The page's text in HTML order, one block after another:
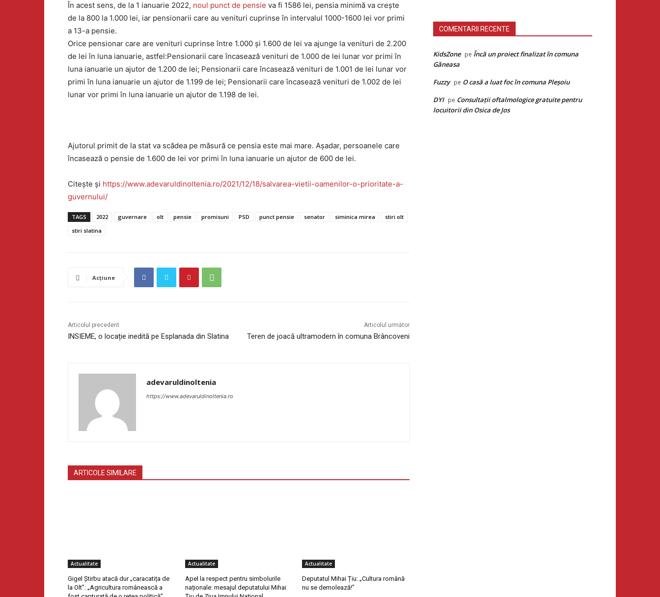
În acest sens, de la 1 ianuarie 2022, noul punct de pensie va fi 1586 lei, pensia minimă va crește
de la 800 la 1.000 lei, iar pensionarii care au venituri cuprinse în intervalul 1000-1600 lei vor primi
a 13-a pensie.
Orice pensionar care are venituri cuprinse între 1.000 și 1.600 de lei va ajunge la venituri de 2.200
de lei în luna ianuarie, astfel:Pensionarii care încasează venituri de 1.000 de lei lunar vor primi în
luna ianuarie un ajutor de 1.200 de lei; Pensionarii care încasează venituri de 1.001 de lei lunar vor
primi în luna ianuarie un ajutor de 1.199 de lei; Pensionarii care încasează venituri de 1.002 de lei
lunar vor primi în luna ianuarie un ajutor de 1.198 de lei.
Ajutorul primit de la stat va scădea pe măsură ce pensia este mai mare. Așadar, persoanele care
încasează o pensie de 1.600 de lei vor primi în luna ianuarie un ajutor de 600 de lei.
Citește și https://www.adevaruldinoltenia.ro/2021/12/18/salvarea-vietii-oamenilor-o-prioritate-a-
guvernului/
TAGS 2022 guvernare olt pensie promisuni PSD punct pensie senator siminica mirea
stiri olt
stiri slatina
Acțiune
Articolul precedent
INSIEME, o locație inedită pe Esplanada din Slatina
Articolul următor
Teren de joacă ultramodern în comuna Brâncoveni
adevaruldinoltenia
https://www.adevaruldinoltenia.ro
ARTICOLE SIMILARE
Actualitate
Gigel Știrbu atacă dur „caracatița de
la Olt”: „Agricultura românească a
Actualitate
Apel la respect pentru simbolurile
naționale: mesajul deputatului Mihai
Actualitate
Deputatul Mihai Țiu: „Cultura română
nu se demolează!”
COMENTARII RECENTE
KidsZone pe Încă un proiect finalizat în comuna
Găneasa
Fuzzy pe O casă a luat foc în comuna Pleșoiu
DYI pe Consultații oftalmologice gratuite pentru
locuitorii din Osica de Jos